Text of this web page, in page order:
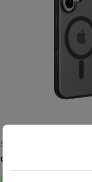
SheerForce
Custodia Grip per